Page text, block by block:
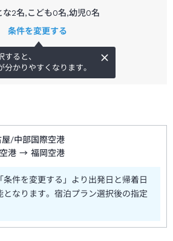
な2名,こども0名,幼児0名
条件を変更する
すると、
分かりやすくなります。
屋/中部国際空港
港 → 福岡空港
条件を変更する」より出発日と帰着日
となります。宿泊プラン選択後の指定